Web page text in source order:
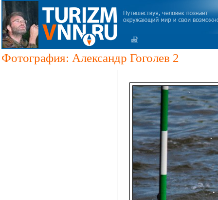
Фотография: Александр Гоголев 2